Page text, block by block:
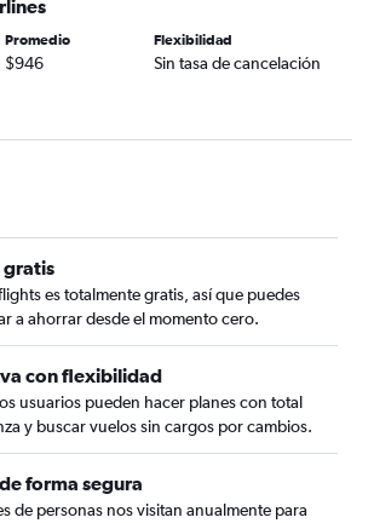
Promedio
$946
Flexibilidad
Sin tasa de cancelación
gratis
es totalmente gratis, así que puedes
a ahorrar desde el momento cero.
con flexibilidad
usuarios pueden hacer planes con total
y buscar vuelos sin cargos por cambios.
forma segura
de personas nos visitan anualmente para